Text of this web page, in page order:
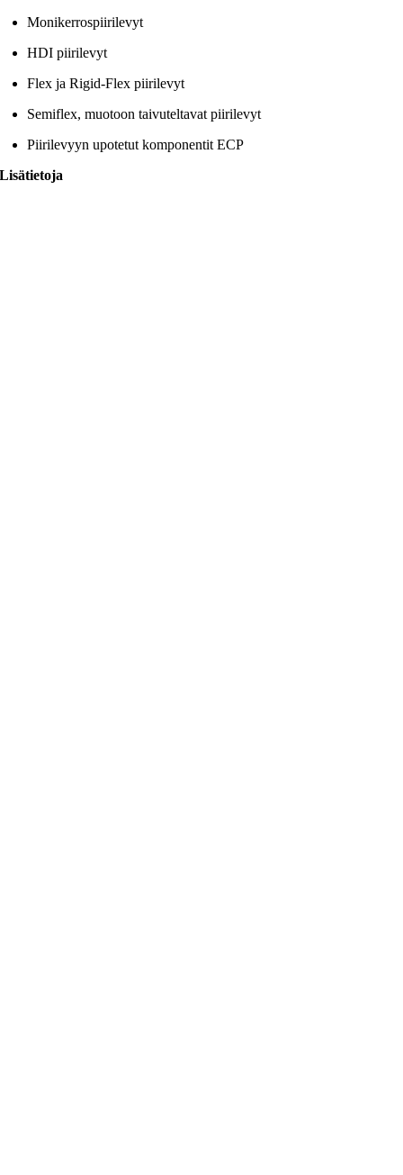
Monikerrospiirilevyt
HDI piirilevyt
Flex ja Rigid-Flex piirilevyt
Semiflex, muotoon taivuteltavat piirilevyt
Piirilevyyn upotetut komponentit ECP
Lisätietoja